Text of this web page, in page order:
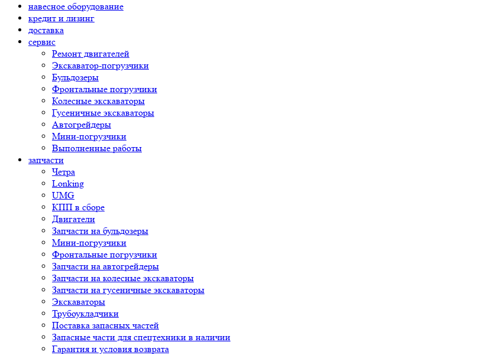
навесное оборудование
кредит и лизинг
доставка
сервис
Ремонт двигателей
Экскаватор-погрузчики
Бульдозеры
Фронтальные погрузчики
Колесные экскаваторы
Гусеничные экскаваторы
Автогрейдеры
Мини-погрузчики
Выполненные работы
запчасти
Четра
Lonking
UMG
КПП в сборе
Двигатели
Запчасти на бульдозеры
Мини-погрузчики
Фронтальные погрузчики
Запчасти на автогрейдеры
Запчасти на колесные экскаваторы
Запчасти на гусеничные экскаваторы
Экскаваторы
Трубоукладчики
Поставка запасных частей
Запасные части для спецтехники в наличии
Гарантия и условия возврата